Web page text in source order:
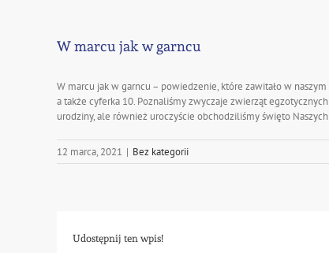
W marcu jak w garncu
W marcu jak w garncu – powiedzenie, które zawitało w
a także cyferka 10. Poznaliśmy zwyczaje zwierząt
urodziny, ale również uroczyście obchodziliśmy święto
12 marca, 2021 | Bez kategorii
Udostępnij ten wpis!